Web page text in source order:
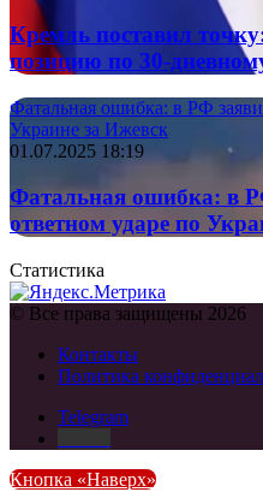
Кремль поставил
позицию по 30-
Фатальная ошибка: в РФ
Украине за Ижевск
01.07.2025 18:19
Фатальная ошибка: в
ответном ударе по
Статистика
© Все права защищены 2026
Контакты
Политика
Telegram
Кнопка «Наверх»